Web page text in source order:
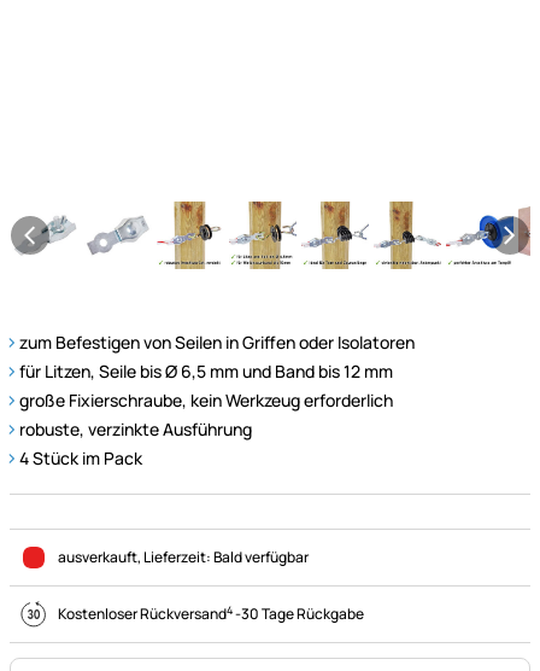
zum Befestigen von Seilen in Griffen oder Isolatoren
für Litzen, Seile bis Ø 6,5 mm und Band bis 12 mm
große Fixierschraube, kein Werkzeug erforderlich
robuste, verzinkte Ausführung
4 Stück im Pack
ausverkauft, Lieferzeit:Bald verfügbar
Kostenloser Rückversand4-30 Tage Rückgabe